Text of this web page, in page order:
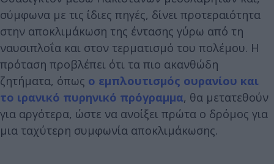
σύμφωνα με τις ίδιες πηγές, δίνει προτεραιότητα
στην αποκλιμάκωση της έντασης γύρω από τη
ναυσιπλοΐα και στον τερματισμό του πολέμου. Η
πρόταση προβλέπει ότι τα πιο ακανθώδη
ζητήματα, όπως ο εμπλουτισμός ουρανίου και
το ιρανικό πυρηνικό πρόγραμμα, θα μετατεθούν
για αργότερα, ώστε να ανοίξει πρώτα ο δρόμος για
μια ταχύτερη συμφωνία αποκλιμάκωσης.